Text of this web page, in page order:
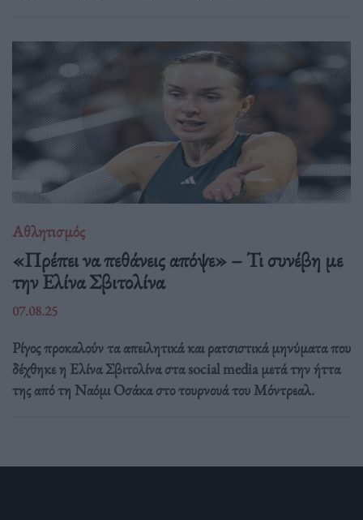
Αθλητισμός
«Πρέπει να πεθάνεις απόψε» – Τι συνέβη με
την Ελίνα Σβιτολίνα
07.08.25
Ρίγος προκαλούν τα απειλητικά και ρατσιστικά μηνύματα που
δέχθηκε η Ελίνα Σβιτολίνα στα social media μετά την ήττα
της από τη Ναόμι Οσάκα στο τουρνουά του Μόντρεαλ.